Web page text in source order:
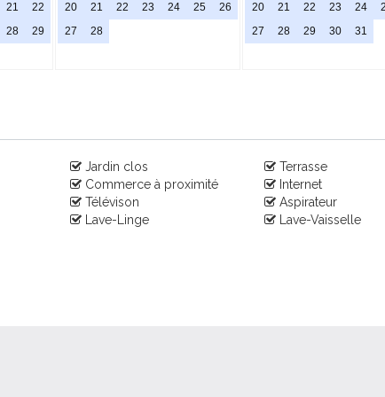
21
22
28
29
20
21 22 23 24 25
26
27
28
20
21 22 23 24
27
28 29 30 31
Jardin clos
Terrasse
Commerce à proximité
Internet
Télévison
Aspirateur
Lave-Linge
Lave-Vaisselle